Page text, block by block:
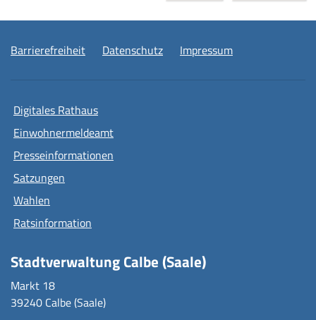
Barrierefreiheit Datenschutz Impressum
Digitales Rathaus
Einwohnermeldeamt
Presseinformationen
Satzungen
Wahlen
Ratsinformation
Stadtverwaltung Calbe (Saale)
Markt 18
39240 Calbe (Saale)